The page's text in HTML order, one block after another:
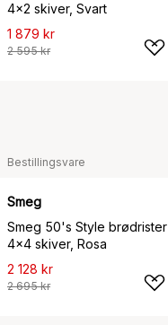
4x2 skiver, Svart
1 879 kr
2 595 kr
Bestillingsvare
Smeg
Smeg 50's Style brødrister
4x4 skiver, Rosa
2 128 kr
2 695 kr